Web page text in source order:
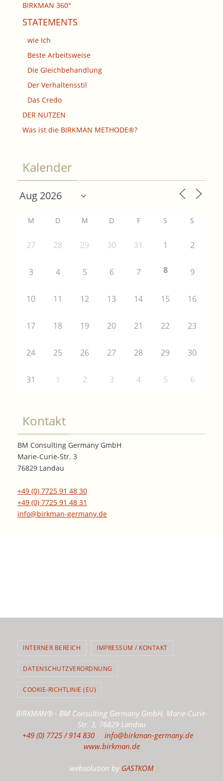
BIRKMAN 360°
STATEMENTS
wie Ich
Beste Arbeitsweise
Die Gleichbehandlung
Der Verhaltensstil
Das Credo
DER NUTZEN
Was ist die BIRKMAN METHODE®?
Kalender
M D M D F S S
27 28 29 30 31 1 2
3 4 5 6 7 8 9
10 11 12 13 14 15 16
17 18 19 20 21 22 23
24 25 26 27 28 29 30
31 1 2 3 4 5 6
Kontakt
BM Consulting Germany GmbH
Marie-Curie-Str. 3
76829 Landau
+49 (0) 7725 91 48 30
+49 (0) 7725 91 48 31
info@birkman-germany.de
INTERNER BEREICH IMPRESSUM / KONTAKT
DATENSCHUTZVERORDNUNG
COOKIE-RICHTLINIE (EU)
BIRKMAN® - BM Consulting Germany GmbH, Marie-Curie-
Str. 3, 76829 Landau
+49 (0) 7725 / 914 830
info@birkman-germany.de
www.birkman.de
websolution by GASTKOM